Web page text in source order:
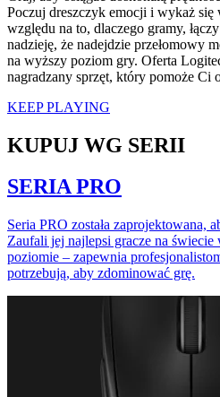
Poczuj dreszczyk emocji i wykaż
względu na to, dlaczego gramy,
nadzieję, że nadejdzie przełomowy
na wyższy poziom gry. Oferta
nagradzany sprzęt, który pomoże Ci
KEEP PLAYING
KUPUJ WG SERII
SERIA PRO
Seria PRO została zaprojektowana,
Zaufali jej najlepsi gracze na
poziomie – zapewnia
potrzebują, aby zdominować grę.